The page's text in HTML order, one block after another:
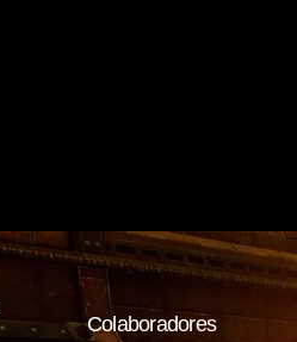
Colaboradores